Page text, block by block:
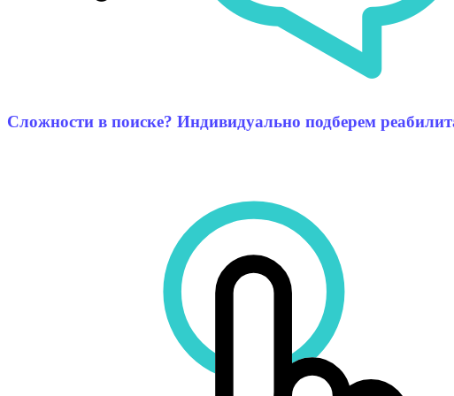
Сложности в поиске? Индивидуально подберем